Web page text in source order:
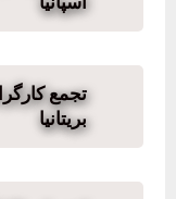
تجمع
بریتانیا